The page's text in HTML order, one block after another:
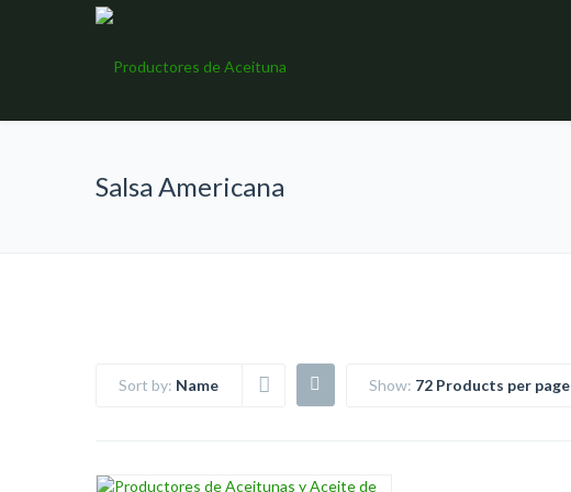
Salsa Americana
Sort by: Name Show: 72 Products per page